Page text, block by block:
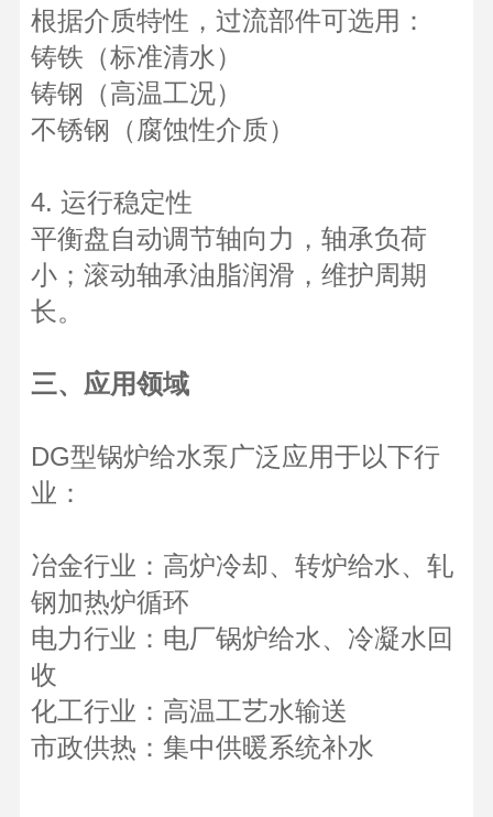
根据介质特性，过流部件可选用：
铸铁（标准清水）
铸钢（高温工况）
不锈钢（腐蚀性介质）
4. 运行稳定性
平衡盘自动调节轴向力，轴承负荷
小；滚动轴承油脂润滑，维护周期
长。
三、应用领域
DG型锅炉给水泵广泛应用于以下行
业：
冶金行业：高炉冷却、转炉给水、轧
钢加热炉循环
电力行业：电厂锅炉给水、冷凝水回
收
化工行业：高温工艺水输送
市政供热：集中供暖系统补水